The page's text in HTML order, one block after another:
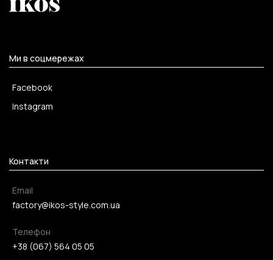
Ми в соцмережах
Facebook
Instagram
Контакти
Email
factory@ikos-style.com.ua
Телефон
+38 (067) 564 05 05